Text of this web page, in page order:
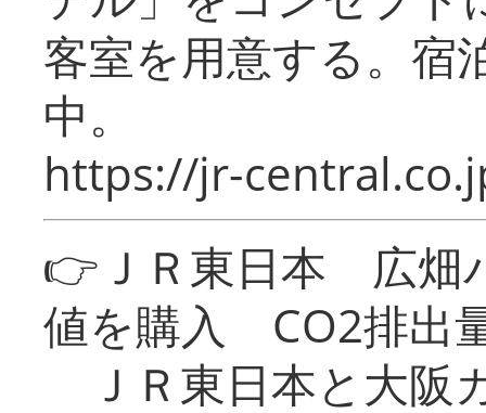
客室を用意する。宿
中。
https://jr-
👉ＪＲ東日本 広畑
値を購入 CO2排出
ＪＲ東日本と大阪